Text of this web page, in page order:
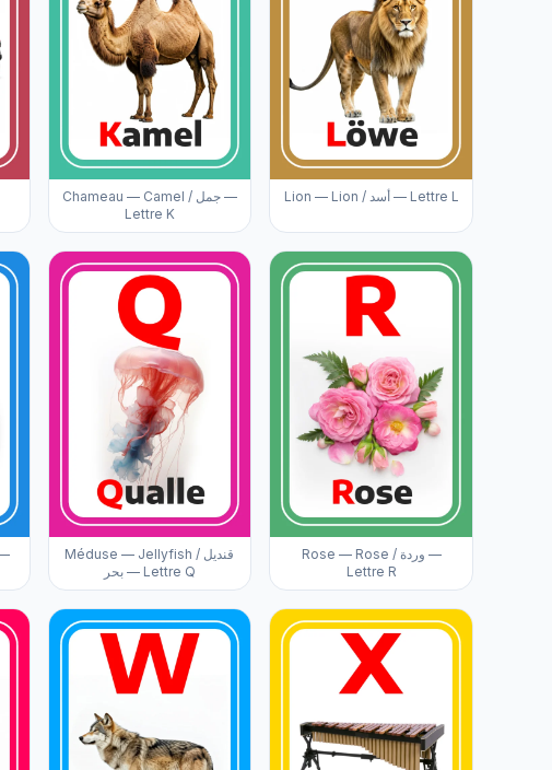
Chameau — Camel / جمل —
Lettre K
Lion — Lion / أسد — Lettre L
Méduse — Jellyfish / قنديل
بحر — Lettre Q
Rose — Rose / وردة —
Lettre R